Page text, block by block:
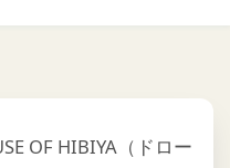
OF HIBIYA（ドロー